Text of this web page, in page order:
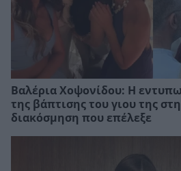
Βαλέρια Χοψονίδου: Η
της βάπτισης του γιου της
διακόσμηση που επέλεξε